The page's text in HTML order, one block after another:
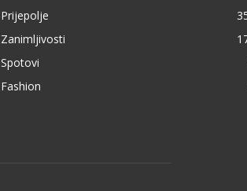
Prijepolje
Zanimljivosti
Spotovi
Fashion